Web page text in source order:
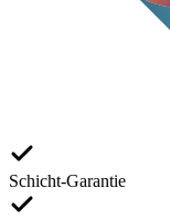
Schicht-Garantie